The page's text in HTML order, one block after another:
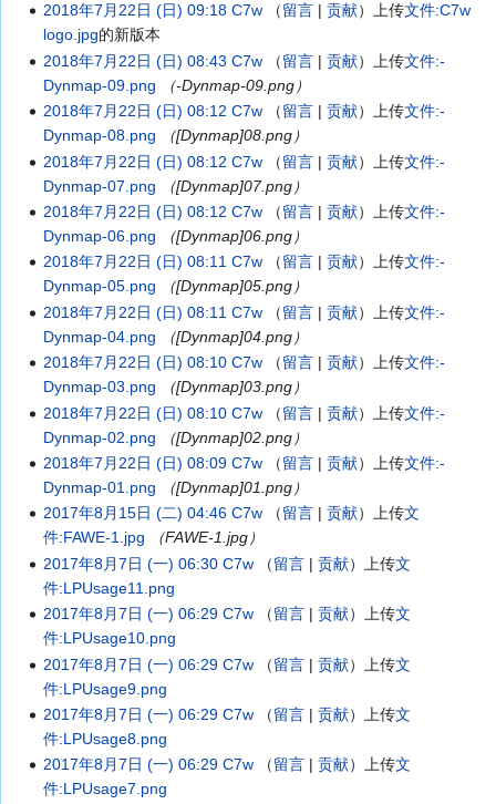
2018年7月22日 (日) 09:18 C7w 留言 贡献 上传文件:C7w
logo.jpg的新版本
2018年7月22日 (日) 08:43 C7w 留言 贡献 上传文件:-
Dynmap-09.png
（-Dynmap-09.png）
2018年7月22日 (日) 08:12 C7w 留言 贡献 上传文件:-
Dynmap-08.png
（[Dynmap]08.png）
2018年7月22日 (日) 08:12 C7w 留言 贡献 上传文件:-
Dynmap-07.png
（[Dynmap]07.png）
2018年7月22日 (日) 08:12 C7w 留言 贡献 上传文件:-
Dynmap-06.png
（[Dynmap]06.png）
2018年7月22日 (日) 08:11 C7w 留言 贡献 上传文件:-
Dynmap-05.png
（[Dynmap]05.png）
2018年7月22日 (日) 08:11 C7w 留言 贡献 上传文件:-
Dynmap-04.png
（[Dynmap]04.png）
2018年7月22日 (日) 08:10 C7w 留言 贡献 上传文件:-
Dynmap-03.png
（[Dynmap]03.png）
2018年7月22日 (日) 08:10 C7w 留言 贡献 上传文件:-
Dynmap-02.png
（[Dynmap]02.png）
2018年7月22日 (日) 08:09 C7w 留言 贡献 上传文件:-
Dynmap-01.png
（[Dynmap]01.png）
2017年8月15日 (二) 04:46 C7w 留言 贡献 上传文
件:FAWE-1.jpg
（FAWE-1.jpg）
2017年8月7日 (一) 06:30 C7w 留言 贡献 上传文
件:LPUsage11.png
2017年8月7日 (一) 06:29 C7w 留言 贡献 上传文
件:LPUsage10.png
2017年8月7日 (一) 06:29 C7w 留言 贡献 上传文
件:LPUsage9.png
2017年8月7日 (一) 06:29 C7w 留言 贡献 上传文
件:LPUsage8.png
2017年8月7日 (一) 06:29 C7w 留言 贡献 上传文
件:LPUsage7.png